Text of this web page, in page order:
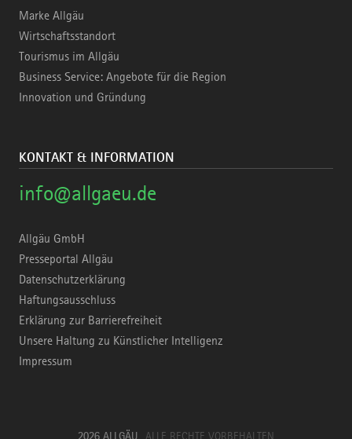
Marke Allgäu
Wirtschaftsstandort
Tourismus im Allgäu
Business Service: Angebote für die Region
Innovation und Gründung
KONTAKT & INFORMATION
info@allgaeu.de
Allgäu GmbH
Presseportal Allgäu
Datenschutzerklärung
Haftungsausschluss
Erklärung zur Barrierefreiheit
Unsere Haltung zu Künstlicher Intelligenz
Impressum
2026 ALLGÄU ALLE RECHTE VORBEHALTEN